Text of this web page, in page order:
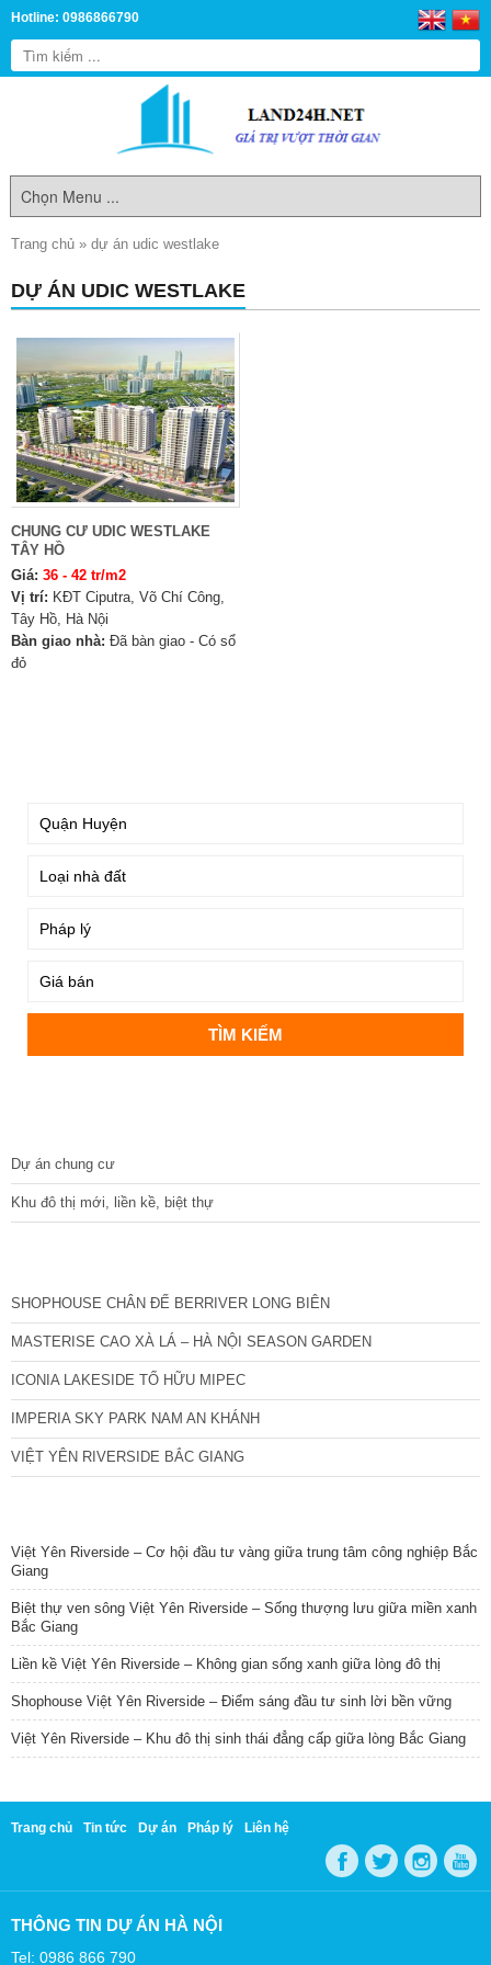
Hotline: 0986866790
Trang chủ » dự án udic westlake
DỰ ÁN UDIC WESTLAKE
CHUNG CƯ UDIC WESTLAKE
TÂY HỒ
Giá: 36 - 42 tr/m2
Vị trí: KĐT Ciputra, Võ Chí Công,
Tây Hồ, Hà Nội
Bàn giao nhà: Đã bàn giao - Có sổ
đỏ
Dự án chung cư
Khu đô thị mới, liền kề, biệt thự
SHOPHOUSE CHÂN ĐẾ BERRIVER LONG BIÊN
MASTERISE CAO XÀ LÁ – HÀ NỘI SEASON GARDEN
ICONIA LAKESIDE TỐ HỮU MIPEC
IMPERIA SKY PARK NAM AN KHÁNH
VIỆT YÊN RIVERSIDE BẮC GIANG
Việt Yên Riverside – Cơ hội đầu tư vàng giữa trung tâm công nghiệp Bắc
Giang
Biệt thự ven sông Việt Yên Riverside – Sống thượng lưu giữa miền xanh
Bắc Giang
Liền kề Việt Yên Riverside – Không gian sống xanh giữa lòng đô thị
Shophouse Việt Yên Riverside – Điểm sáng đầu tư sinh lời bền vững
Việt Yên Riverside – Khu đô thị sinh thái đẳng cấp giữa lòng Bắc Giang
Trang chủ Tin tức Dự án Pháp lý Liên hệ
THÔNG TIN DỰ ÁN HÀ NỘI
Tel: 0986 866 790